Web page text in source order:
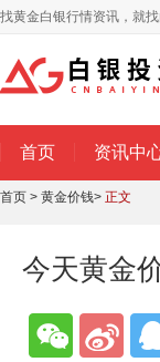
找黄金白银行情资讯，就
首页 资讯中
首页 > 黄金价钱> 正文
今天黄金